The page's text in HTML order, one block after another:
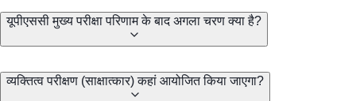
यूपीएससी मुख्य परीक्षा परिणाम के बाद अगला चरण क्या है?
व्यक्तित्व परीक्षण (साक्षात्कार) कहां आयोजित किया जाएगा?